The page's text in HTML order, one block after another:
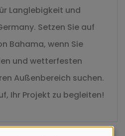
Langlebigkeit und
Setzen Sie auf
Bahama, wenn Sie
und wetterfesten
Außenbereich suchen.
Ihr Projekt zu begleiten!